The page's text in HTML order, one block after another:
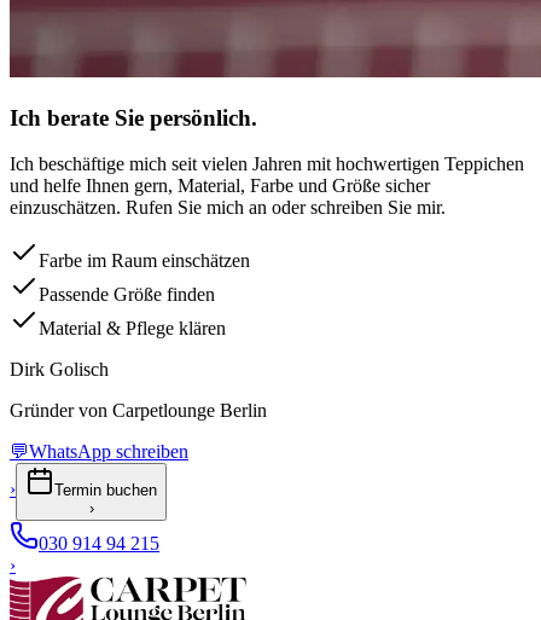
Ich berate Sie persönlich.
Ich beschäftige mich seit vielen Jahren mit hochwertigen Teppichen
und helfe Ihnen gern, Material, Farbe und Größe sicher
einzuschätzen. Rufen Sie mich an oder schreiben Sie mir.
Farbe im Raum einschätzen
Passende Größe finden
Material & Pflege klären
Dirk Golisch
Gründer von Carpetlounge Berlin
💬WhatsApp schreiben
›
Termin buchen
›
030 914 94 215
›